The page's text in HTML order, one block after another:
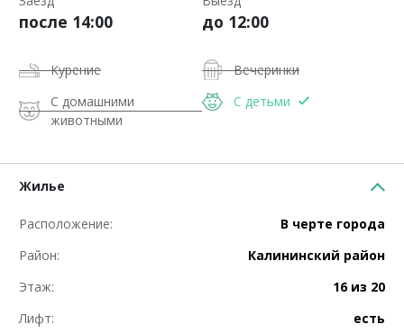
после 14:00 до 12:00
Курение
Вечеринки
С домашними
животными
С детьми
Жилье
Расположение:
В черте города
Район:
Калининский район
Этаж:
16 из 20
Лифт:
есть